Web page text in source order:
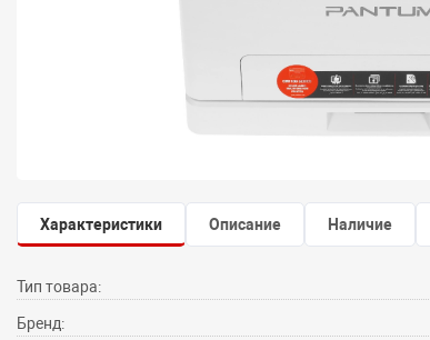
Характеристики Описание Наличие
Тип товара:
Бренд: